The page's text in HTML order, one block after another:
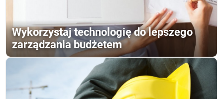
Wykorzystaj technologię do lepszego
zarządzania budżetem